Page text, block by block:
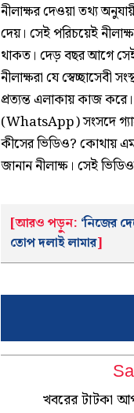
নীলাক্ষর দেওয়া তথ্য
দেয়। সেই পরিচয়েই
থাকত। দেড় বছর আগে
নীলাক্ষরা যে স্বেচ্ছাসেবী
প্রত্যন্ত এলাকায় কাজ
(WhatsApp) সংসদে
কীসের ভিডিও? কোথায়
জানান নীলাক্ষ। সেই
[আরও পড়ুন: ‘নিজের
তোপ দলাই লামার]
খবরের টাটকা